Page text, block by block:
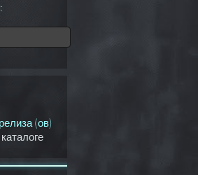
(ов)